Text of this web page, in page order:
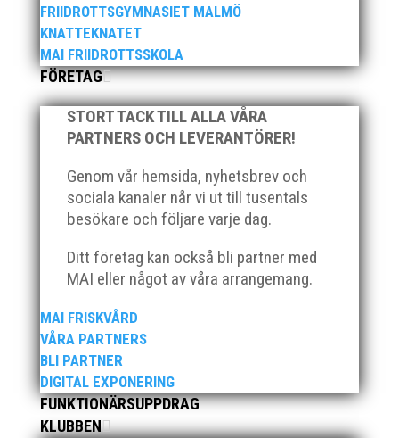
FRIIDROTTSGYMNASIET MALMÖ
KNATTEKNATET
MAI FRIIDROTTSSKOLA
FÖRETAG
STORT TACK TILL ALLA VÅRA
PARTNERS OCH LEVERANTÖRER!
Genom vår hemsida, nyhetsbrev och
sociala kanaler når vi ut till tusentals
besökare och följare varje dag.
Ditt företag kan också bli partner med
MAI eller något av våra arrangemang.
MAI FRISKVÅRD
VÅRA PARTNERS
BLI PARTNER
DIGITAL EXPONERING
FUNKTIONÄRSUPPDRAG
KLUBBEN
Över hundra personer infann sig till årsmötet som
ägde rum på onsdagskvällen på Erics Bar &
Restaurang på Stadionområdet.
Klubb Skåne bjuder in till årets första
grengruppsträff för häck och sprint Lördagen den 23
mars blir det en dag med fokus på häck och sprint.
Träffen riktar sig till ALLA tränare samt aktiva födda
2007–2010. Har ni en aktiv som är ett år yngre eller
äldre så hör...